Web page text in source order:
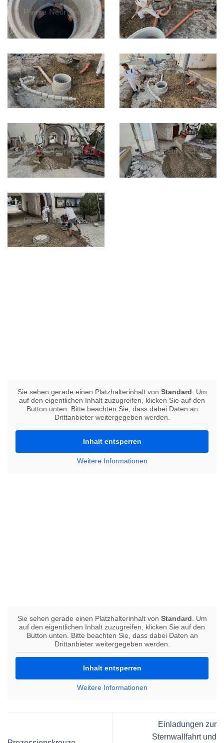
Sie sehen gerade einen Platzhalterinhalt von Standard. Um
auf den eigentlichen Inhalt zuzugreifen, klicken Sie auf den
Button unten. Bitte beachten Sie, dass dabei Daten an
Drittanbieter weitergegeben werden.
Inhalt entsperren
Weitere Informationen
Sie sehen gerade einen Platzhalterinhalt von Standard . Um
auf den eigentlichen Inhalt zuzugreifen, klicken Sie auf den
Button unten. Bitte beachten Sie, dass dabei Daten an
Drittanbieter weitergegeben werden.
Inhalt entsperren
Weitere Informationen
Einladungen zur
Sternwallfahrt und